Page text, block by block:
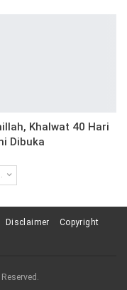
Khalwat 40 Hari
Dibuka
Disclaimer
Copyright